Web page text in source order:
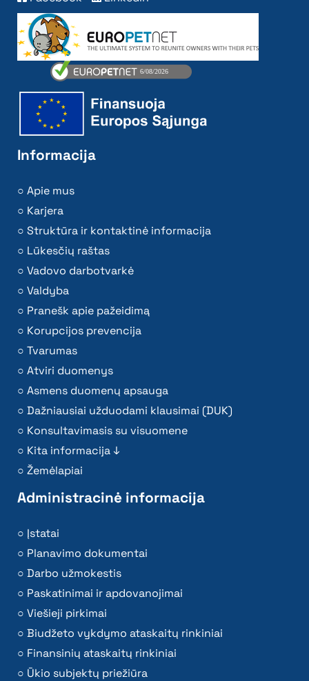
Informacija
Apie mus
Karjera
Struktūra ir kontaktinė informacija
Lūkesčių raštas
Vadovo darbotvarkė
Valdyba
Pranešk apie pažeidimą
Korupcijos prevencija
Tvarumas
Atviri duomenys
Asmens duomenų apsauga
Dažniausiai užduodami klausimai (DUK)
Konsultavimasis su visuomene
Kita informacija ↓
Žemėlapiai
Administracinė informacija
Įstatai
Planavimo dokumentai
Darbo užmokestis
Paskatinimai ir apdovanojimai
Viešieji pirkimai
Biudžeto vykdymo ataskaitų rinkiniai
Finansinių ataskaitų rinkiniai
Ūkio subjektų priežiūra